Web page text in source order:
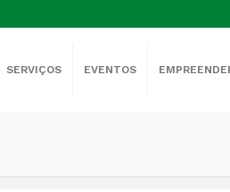
SERVIÇOS EVENTOS